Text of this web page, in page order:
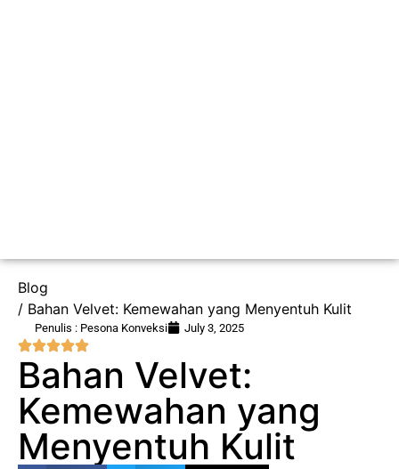
Blog
/ Bahan Velvet: Kemewahan yang Menyentuh Kulit
Penulis : Pesona Konveksi July 3, 2025
Bahan Velvet:
Kemewahan yang
Menyentuh Kulit